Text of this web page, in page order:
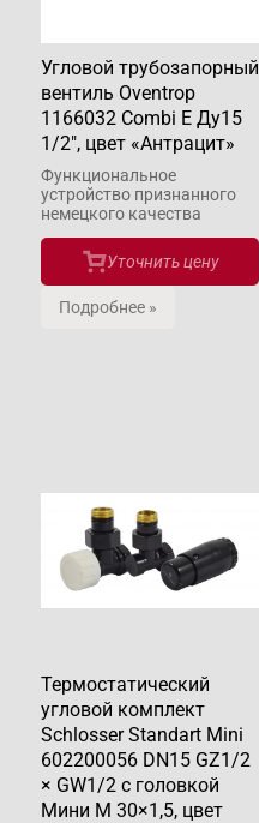
Угловой трубозапорный
вентиль Oventrop
1166032 Combi E Ду15
1/2", цвет «Антрацит»
Функциональное
устройство признанного
немецкого качества
Уточнить цену
Подробнее »
Термостатический
угловой комплект
Schlosser Standart Mini
602200056 DN15 GZ1/2
× GW1/2 с головкой
Мини M 30×1,5, цвет